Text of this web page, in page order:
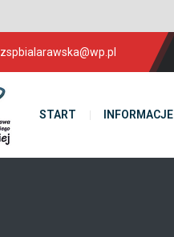
zspbialarawska@wp.pl
START INFORMACJE